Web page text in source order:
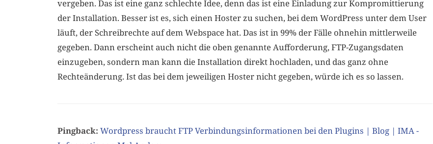
vergeben. Das ist eine ganz schlechte Idee, denn das ist eine Einladung zur Kompromittierung
der Installation. Besser ist es, sich einen Hoster zu suchen, bei dem WordPress unter dem User
läuft, der Schreibrechte auf dem Webspace hat. Das ist in 99% der Fälle ohnehin mittlerweile
gegeben. Dann erscheint auch nicht die oben genannte Aufforderung, FTP-Zugangsdaten
einzugeben, sondern man kann die Installation direkt hochladen, und das ganz ohne
Rechteänderung. Ist das bei dem jeweiligen Hoster nicht gegeben, würde ich es so lassen.
Pingback: Wordpress braucht FTP Verbindungsinformationen bei den Plugins | Blog | IMA -